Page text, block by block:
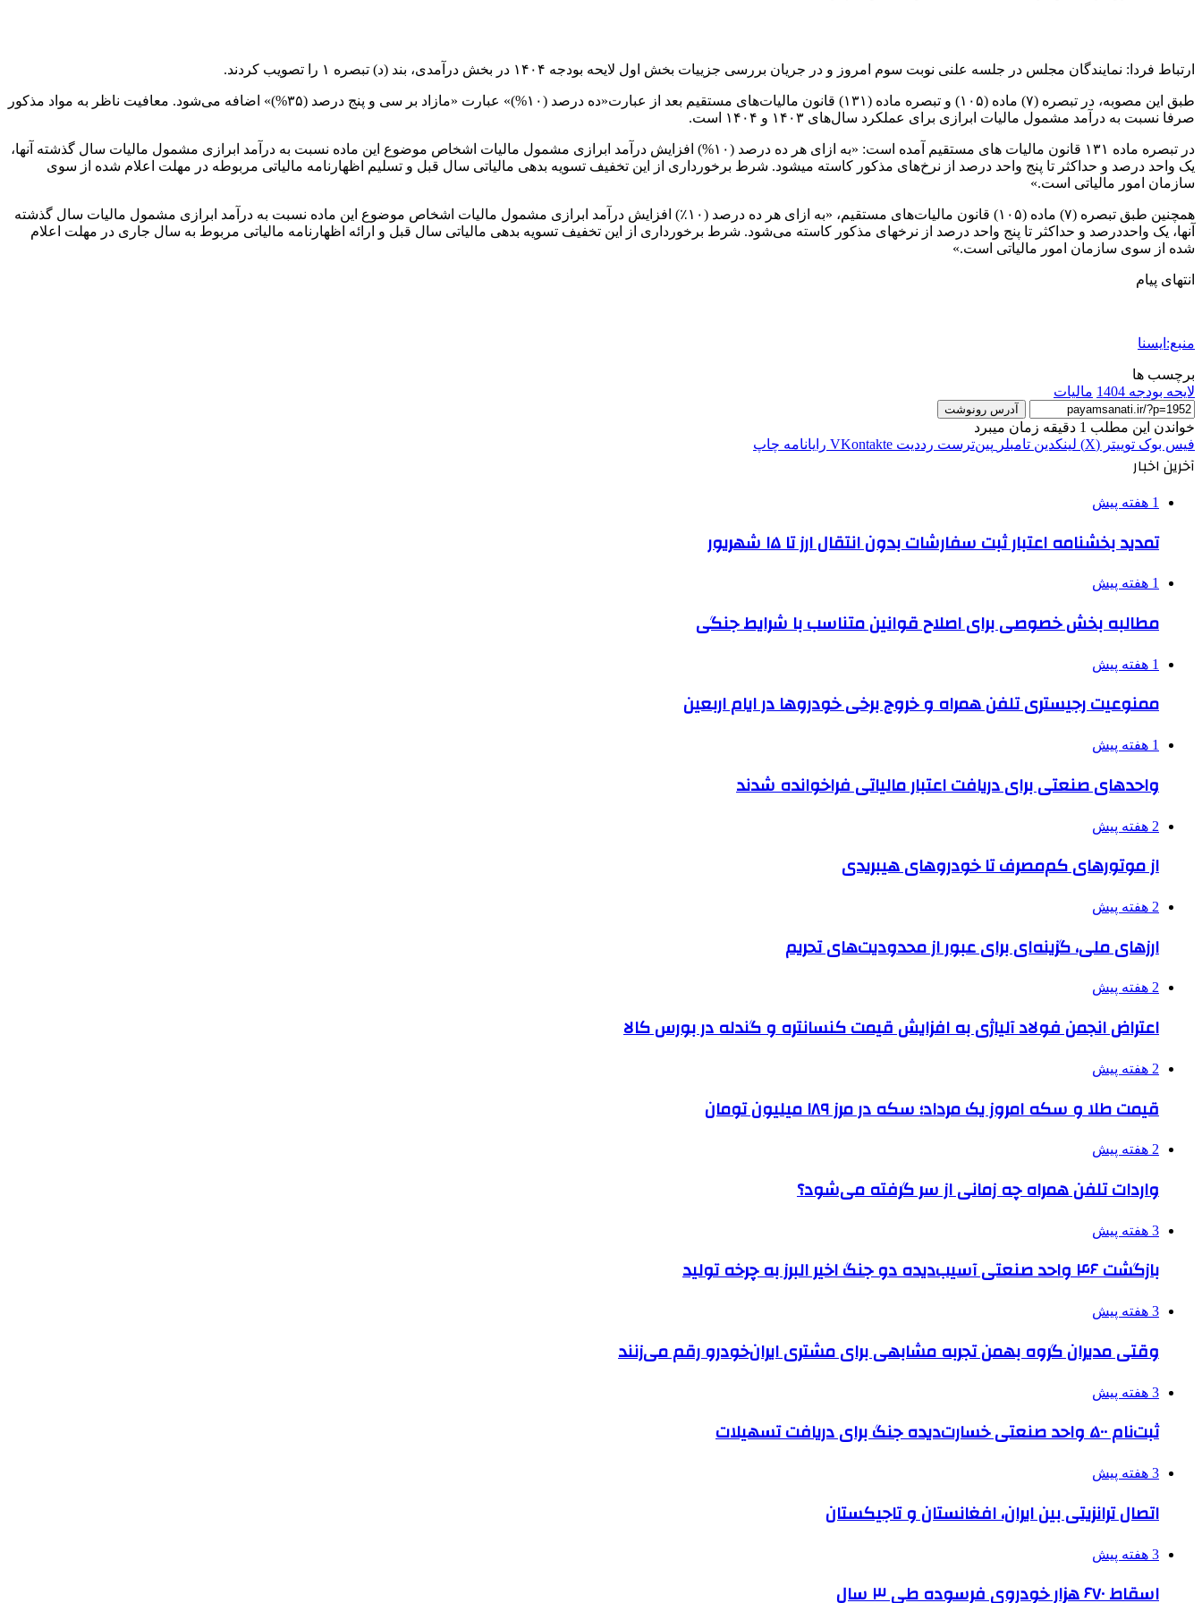
ارتباط فردا: نمایندگان مجلس در جلسه علنی نوبت سوم امروز و در جریان بررسی جزییات بخش اول لایحه بودجه ۱۴۰۴ در بخش درآمدی، بند (د) تبصره ۱ را تصویب کردند.
طبق این مصوبه، در تبصره (۷) ماده (۱۰۵) و تبصره ماده (۱۳۱) قانون مالیات‌های مستقیم بعد از عبارت«ده درصد (۱۰%)» عبارت «مازاد بر سی و پنج درصد (۳۵%)» اضافه می‌شود. معافیت ناظر به مواد مذکور
صرفا نسبت به درآمد مشمول مالیات ابرازی برای عملکرد سال‌های ۱۴۰۳ و ۱۴۰۴ است.
در تبصره ماده ۱۳۱ قانون مالیات های مستقیم آمده است: «به ازای هر ده درصد (۱۰%) افزایش درآمد ابرازی مشمول مالیات اشخاص موضوع این ماده نسبت به درآمد ابرازی مشمول مالیات سال گذشته آنها،
یک واحد درصد و حداکثر تا پنج واحد درصد از نرخ‌های مذکور کاسته می­شود. شرط برخورداری از این تخفیف تسویه بدهی مالیاتی سال قبل و تسلیم اظهارنامه مالیاتی مربوطه در مهلت اعلام شده از سوی
سازمان امور مالیاتی است.»
همچنین طبق تبصره (۷) ماده (۱۰۵) قانون مالیات‌های مستقیم، «به ازای هر ده درصد (۱۰٪) افزایش درآمد ابرازی مشمول مالیات اشخاص موضوع این ماده نسبت به درآمد ابرازی مشمول مالیات سال گذشته
آنها، یک واحددرصد و حداکثر تا پنج واحد درصد از نرخهای مذکور کاسته می‌شود. شرط برخورداری از این تخفیف تسویه بدهی مالیاتی سال قبل و ارائه اظهارنامه مالیاتی مربوط به سال جاری در مهلت اعلام
شده از سوی سازمان امور مالیاتی است.»
انتهای پیام
منبع:ایسنا
برچسب ها
لایحه بودجه 1404
ماليات
آدرس رونوشت
خواندن این مطلب 1 دقیقه زمان میبرد
فیس بوک توییتر (X) لینکدین ‫تامبلر ‫پین‌ترست ‫رددیت ‫VKontakte رایانامه چاپ
آخرین اخبار
1 هفته پیش
تمدید بخشنامه اعتبار ثبت سفارشات بدون انتقال ارز تا ۱۵ شهریور
1 هفته پیش
مطالبه بخش خصوصی برای اصلاح قوانین متناسب با شرایط جنگی
1 هفته پیش
ممنوعیت رجیستری تلفن همراه و خروج برخی خودروها در ایام اربعین
1 هفته پیش
واحدهای صنعتی برای دریافت اعتبار مالیاتی فراخوانده شدند
2 هفته پیش
از موتورهای کم‌مصرف تا خودروهای هیبریدی
2 هفته پیش
ارزهای ملی، گزینه‌ای برای عبور از محدودیت‌های تحریم
2 هفته پیش
اعتراض انجمن فولاد آلیاژی به افزایش قیمت کنسانتره و گندله در بورس کالا
2 هفته پیش
قیمت طلا و سکه امروز یک مرداد؛ سکه در مرز ۱۸۹ میلیون تومان
2 هفته پیش
واردات تلفن همراه چه زمانی از سر گرفته می‌شود؟
3 هفته پیش
بازگشت ۴۶ واحد صنعتی آسیب‌دیده دو جنگ اخیر البرز به چرخه تولید
3 هفته پیش
وقتی مدیران گروه بهمن تجربه مشابهی برای مشتری ایران‌خودرو رقم می‌زنند
3 هفته پیش
ثبت‌نام ۵۰۰ واحد صنعتی خسارت‌دیده جنگ برای دریافت تسهیلات
3 هفته پیش
اتصال ترانزیتی بین ایران، افغانستان و تاجیکستان
3 هفته پیش
اسقاط ۶۷۰ هزار خودروی فرسوده طی ۳ سال